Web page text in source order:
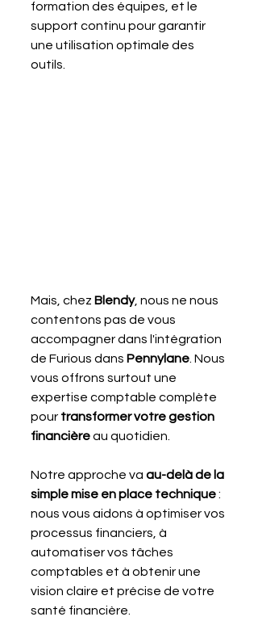
formation des équipes, et le
support continu pour garantir
une utilisation optimale des
outils.
Mais, chez Blendy, nous ne nous
contentons pas de vous
accompagner dans l'intégration
de Furious dans Pennylane . Nous
vous offrons surtout une
expertise comptable complète
pour transformer votre gestion
financière au quotidien.
Notre approche va au-delà de la
simple mise en place technique :
nous vous aidons à optimiser vos
processus financiers, à
automatiser vos tâches
comptables et à obtenir une
vision claire et précise de votre
santé financière.